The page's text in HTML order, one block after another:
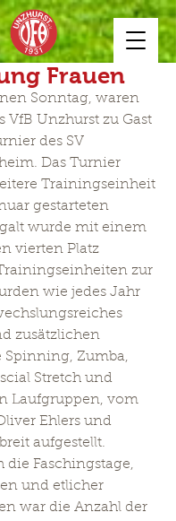
Frauen
Sonntag, waren
VfB Unzhurst zu Gast
des SV
Das Turnier
Trainingseinheit
gestarteten
wurde mit einem
vierten Platz
zur
wie jedes Jahr
zusätzlichen
Zumba,
Stretch und
Laufgruppen, vom
Ehlers und
aufgestellt.
die Faschingstage,
und etlicher
war die Anzahl der